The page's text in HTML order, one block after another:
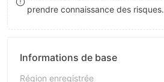
prendre connaissance des risques.
Informations de base
Région enregistrée